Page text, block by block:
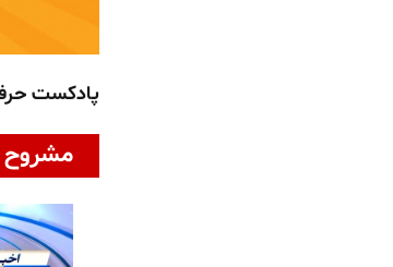
پادکست
مشروح